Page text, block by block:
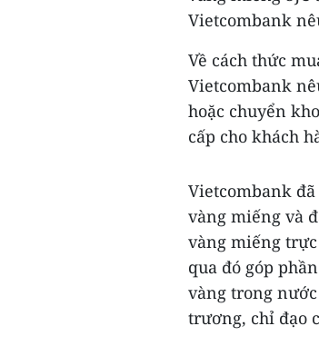
Vietcombank
Về cách thức
Vietcombank
hoặc chuyển
cấp cho khách
Vietcombank
vàng miếng và
vàng miếng
qua đó góp
vàng trong
trương, chỉ đạo